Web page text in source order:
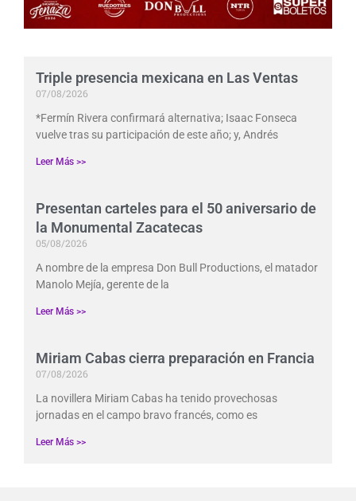
Triple presencia mexicana en Las Ventas
07/08/2026
*Fermín Rivera confirmará alternativa; Isaac Fonseca
vuelve tras su participación de este año; y, Andrés
Leer Más >>
Presentan carteles para el 50 aniversario de
la Monumental Zacatecas
05/08/2026
A nombre de la empresa Don Bull Productions, el matador
Manolo Mejía, gerente de la
Leer Más >>
Miriam Cabas cierra preparación en Francia
07/08/2026
La novillera Miriam Cabas ha tenido provechosas
jornadas en el campo bravo francés, como es
Leer Más >>